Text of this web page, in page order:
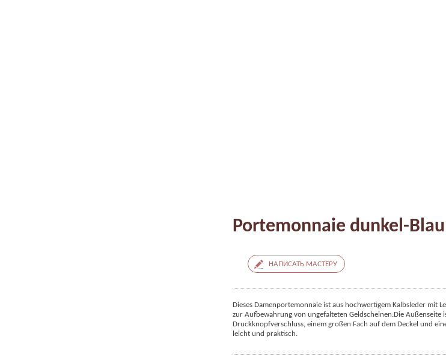
Portemonnaie dunkel-Blau
НАПИСАТЬ МАСТЕРУ
Dieses Damenportemonnaie ist aus hochwertigem Kalbsleder mit
zur Aufbewahrung von ungefalteten Geldscheinen.Die Außenseite
Druckknopfverschluss, einem großen Fach auf dem Deckel und
leicht und praktisch.